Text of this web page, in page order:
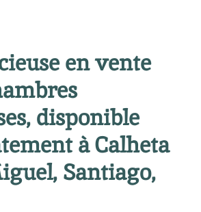
en vente
disponible
à Calheta
Santiago,